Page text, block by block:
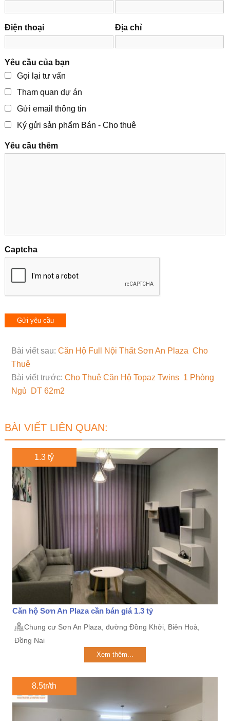
Điện thoại Địa chỉ
Yêu cầu của bạn
Gọi lại tư vấn
Tham quan dự án
Gửi email thông tin
Ký gửi sản phẩm Bán - Cho thuê
Yêu cầu thêm
Captcha
Bài viết sau: Căn Hộ Full Nội Thất Sơn An Plaza Cho
Thuê
Bài viết trước: Cho Thuê Căn Hộ Topaz Twins 1 Phòng
Ngủ DT 62m2
BÀI VIẾT LIÊN QUAN:
1.3 tỷ
Căn hộ Sơn An Plaza cần bán giá 1.3 tỷ
Chung cư Sơn An Plaza, đường Đồng Khởi, Biên Hoà,
Đồng Nai
Xem thêm...
8.5tr/th